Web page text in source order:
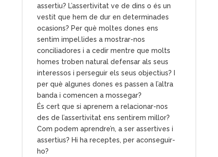
assertiu? L’assertivitat ve de dins o és un
vestit que hem de dur en determinades
ocasions? Per què moltes dones ens
sentim impel.lides a mostrar-nos
conciliadores i a cedir mentre que molts
homes troben natural defensar als seus
interessos i perseguir els seus objectius? I
per què algunes dones es passen a l’altra
banda i comencen a mossegar?
És cert que si aprenem a relacionar-nos
des de l’assertivitat ens sentirem millor?
Com podem aprendre’n, a ser assertives i
assertius? Hi ha receptes, per aconseguir-
ho?